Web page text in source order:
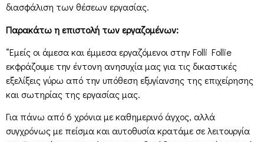
διασφάλιση των θέσεων εργασίας.
Παρακάτω η επιστολή των εργαζομένων:
“Εμείς οι άμεσα και έμμεσα εργαζόμενοι στην Folli Follie
εκφράζουμε την έντονη ανησυχία μας για τις δικαστικές
εξελίξεις γύρω από την υπόθεση εξυγίανσης της επιχείρησης
και σωτηρίας της εργασίας μας.
Για πάνω από 6 χρόνια με καθημερινό άγχος, αλλά
συγχρόνως με πείσμα και αυτοθυσία κρατάμε σε λειτουργία